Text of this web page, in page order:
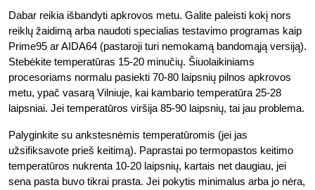
Dabar reikia išbandyti apkrovos metu. Galite paleisti kokį nors
reiklų žaidimą arba naudoti specialias testavimo programas kaip
Prime95 ar AIDA64 (pastaroji turi nemokamą bandomąją versiją).
Stebėkite temperatūras 15-20 minučių. Šiuolaikiniams
procesoriams normalu pasiekti 70-80 laipsnių pilnos apkrovos
metu, ypač vasarą Vilniuje, kai kambario temperatūra 25-28
laipsniai. Jei temperatūros viršija 85-90 laipsnių, tai jau problema.
Palyginkite su ankstesnėmis temperatūromis (jei jas
užsifiksavote prieš keitimą). Paprastai po termopastos keitimo
temperatūros nukrenta 10-20 laipsnių, kartais net daugiau, jei
sena pasta buvo tikrai prasta. Jei pokytis minimalus arba jo nėra,